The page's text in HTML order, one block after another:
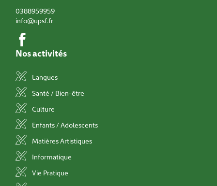
0388959959
info@upsf.fr
Nos activités
Langues
Santé / Bien-être
Culture
Enfants / Adolescents
Matières Artistiques
Informatique
Vie Pratique